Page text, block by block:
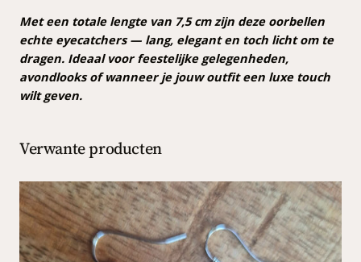
Met een totale lengte van 7,5 cm zijn deze oorbellen
echte eyecatchers — lang, elegant en toch licht om te
dragen. Ideaal voor feestelijke gelegenheden,
avondlooks of wanneer je jouw outfit een luxe touch
wilt geven.
Verwante producten